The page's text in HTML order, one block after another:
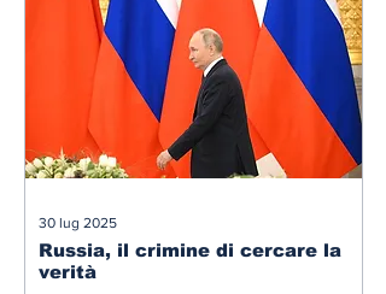
30 lug 2025
Russia, il crimine di cercare la
verità